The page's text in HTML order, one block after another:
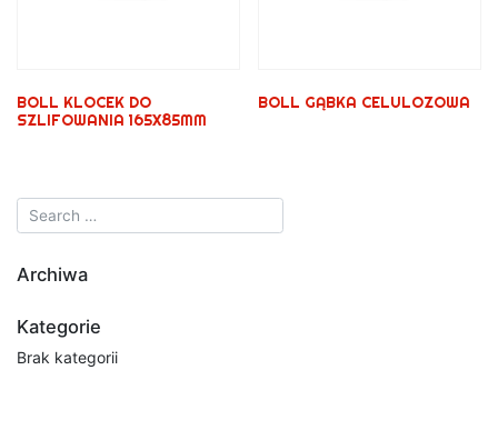
BOLL KLOCEK DO
SZLIFOWANIA 165X85MM
BOLL GĄBKA CELULOZOWA
Archiwa
Kategorie
Brak kategorii